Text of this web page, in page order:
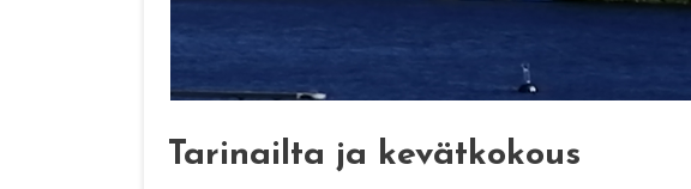
Tarinailta ja kevätkokous